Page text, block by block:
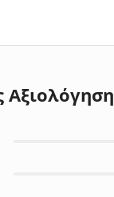
Αξιολόγηση